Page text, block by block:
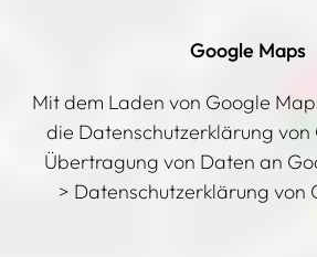
Google Maps
Mit dem Laden von Google
die Datenschutzerklärung von
Übertragung von Daten an
> Datenschutzerklärung von